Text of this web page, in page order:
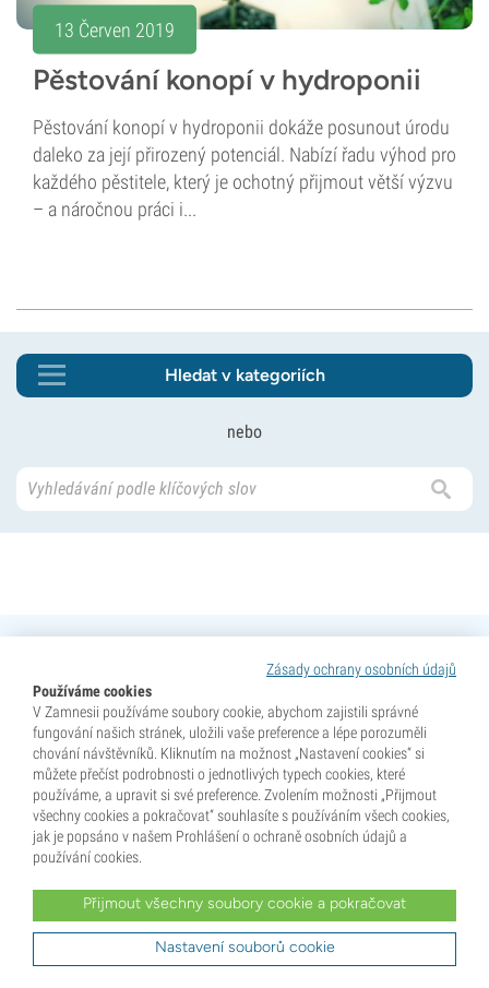
13 Červen 2019
Pěstování konopí v hydroponii
Pěstování konopí v hydroponii dokáže posunout úrodu
daleko za její přirozený potenciál. Nabízí řadu výhod pro
každého pěstitele, který je ochotný přijmout větší výzvu
– a náročnou práci i...
Hledat v kategoriích
nebo
Přihlaste se k odběru našeho newsletteru a získejte
jako první informace o nejnovějších novinkách a
exkluzivních nabídkách.
Tato stránka je chráněna reCAPTCHA a platíZásady ochrany soukromíaSmluvní
společnosti Google.
Zásady ochrany osobních údajů
Používáme cookies
V Zamnesii používáme soubory cookie, abychom zajistili správné
fungování našich stránek, uložili vaše preference a lépe porozuměli
chování návštěvníků. Kliknutím na možnost „Nastavení cookies“ si
můžete přečíst podrobnosti o jednotlivých typech cookies, které
používáme, a upravit si své preference. Zvolením možnosti „Přijmout
všechny cookies a pokračovat“ souhlasíte s používáním všech cookies,
jak je popsáno v našem Prohlášení o ochraně osobních údajů a
používání cookies.
Přijmout všechny soubory cookie a pokračovat
Nastavení souborů cookie